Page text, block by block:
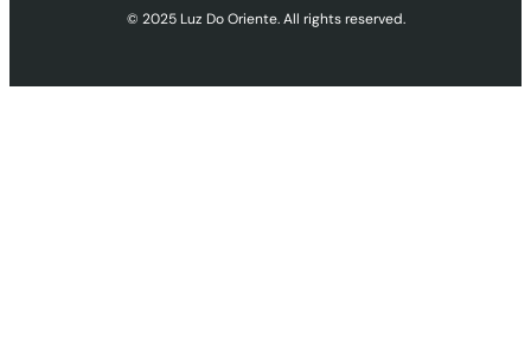
© 2025 Luz Do Oriente. All rights reserved.